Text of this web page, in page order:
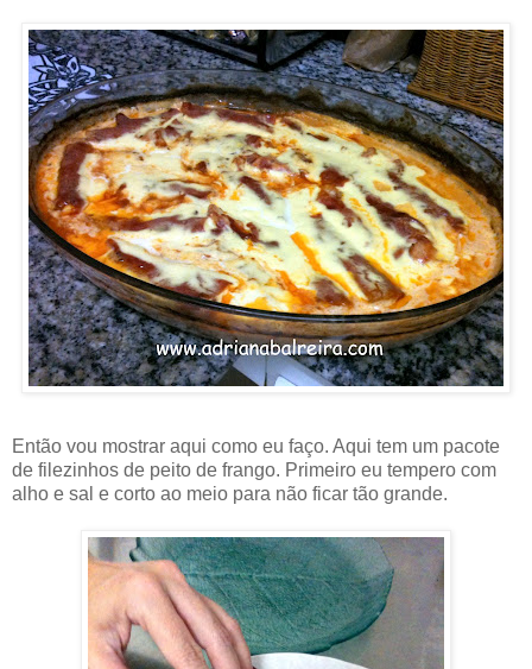
Então vou mostrar aqui como eu faço. Aqui tem um pacote
de filezinhos de peito de frango. Primeiro eu tempero com
alho e sal e corto ao meio para não ficar tão grande.